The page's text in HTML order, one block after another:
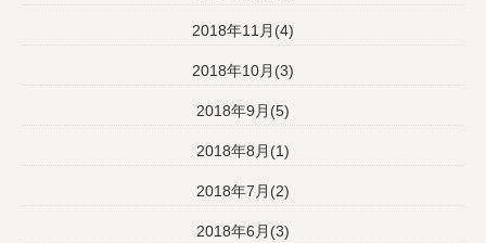
2018年11月(4)
2018年10月(3)
2018年9月(5)
2018年8月(1)
2018年7月(2)
2018年6月(3)